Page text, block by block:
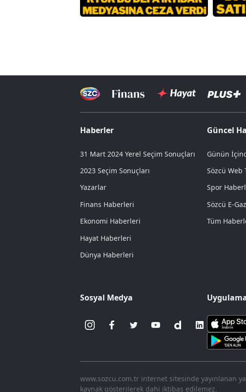
Haberler
31 Mart 2024 Yerel Seçim Sonuçları
2023 Seçim Sonuçları
Yazarlar
Finans Haberleri
Ekonomi Haberleri
Hayat Haberleri
Dünya Haberleri
Güncel
Günün
Sözcü Web
Spor
Sözcü E-
Tüm
Sosyal Medya
www.sozcu.com.tr internet sitesinde yayınlanan
kaynak gösterilerek dahi iktibas edilemez.